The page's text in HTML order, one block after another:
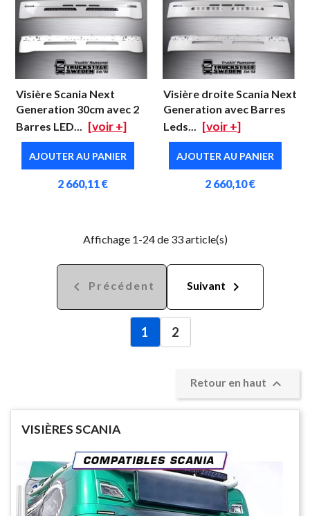
Visière Scania Next
Generation 30cm avec 2
Barres LED... [voir +]
AJOUTER AU PANIER
2 660,11 €
Visière droite Scania Next
Generation avec Barres
Leds... [voir +]
AJOUTER AU PANIER
2 660,10 €
Affichage 1-24 de 33 article(s)
 Précédent Suivant 
1 2
Retour en haut 
VISIÈRES SCANIA